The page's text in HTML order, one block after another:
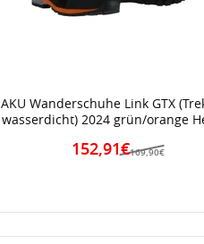
AKU Wanderschuhe Link GTX
wasserdicht) 2024 grün/orange
169,90€
152,91€